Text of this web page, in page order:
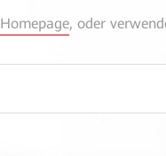
Homepage, oder